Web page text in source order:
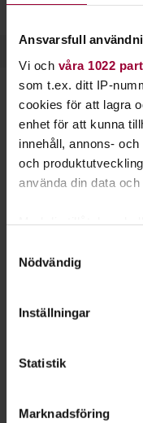
Ansvarsfull
Vi och våra 1022
som t.ex. ditt IP-
cookies för att lagra
enhet för att kunna
innehåll, annons-
och
använda din data och
som kan ha en
Du kan ändra eller
Nödvändig
Inställningar
Statistik
Marknadsföring
Föreningen från idé
Starta en
Lär dig
studiecirkel hos
Nästa steg
Se våra kurser,